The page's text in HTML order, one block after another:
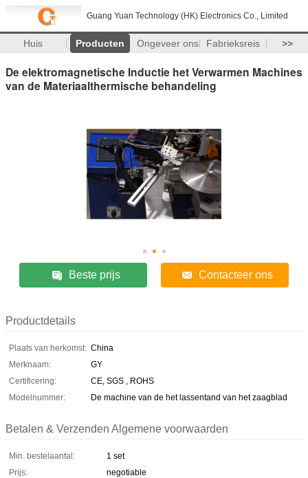
Guang Yuan Technology (HK) Electronics Co., Limited
Huis Producten Ongeveer ons Fabrieksreis >>
De elektromagnetische Inductie het Verwarmen Machines
van de Materiaalthermische behandeling
Beste prijs Contacteer ons
Productdetails
Plaats van herkomst: China
Merknaam:
GY
Certificering:
CE, SGS , ROHS
Modelnummer:
De machine van de het lassentand van het zaagblad
Betalen & Verzenden Algemene voorwaarden
Min. bestelaantal:
1 set
Prijs:
negotiable